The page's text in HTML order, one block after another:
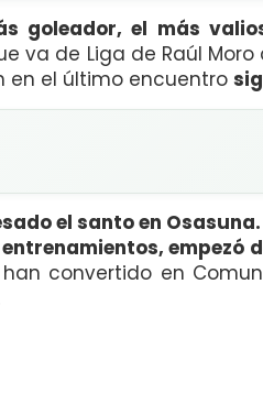
goleador, el más
va de Liga de Raúl
en el último encuentro
el santo en Osasuna.
empezó
convertido en